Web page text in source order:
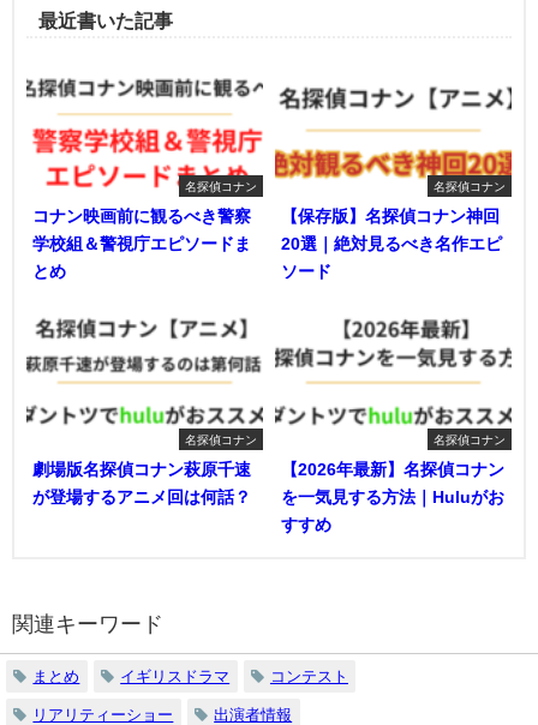
最近書いた記事
名探偵コナン
コナン映画前に観るべき警察
学校組＆警視庁エピソードま
とめ
名探偵コナン
【保存版】名探偵コナン神回
20選｜絶対見るべき名作エピ
ソード
名探偵コナン
劇場版名探偵コナン萩原千速
が登場するアニメ回は何話？
名探偵コナン
【2026年最新】名探偵コナン
を一気見する方法｜Huluがお
すすめ
関連キーワード
まとめ イギリスドラマ コンテスト
リアリティーショー 出演者情報